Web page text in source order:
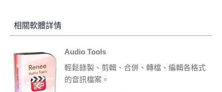
相關軟體詳情
Audio Tools
輕鬆錄製、剪輯、合併、轉檔、編輯各格式
的音訊檔案。